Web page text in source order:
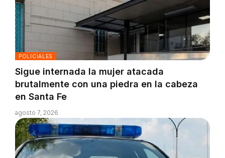
POLICIALES
Sigue internada la mujer atacada
brutalmente con una piedra en la cabeza
en Santa Fe
agosto 7, 2026